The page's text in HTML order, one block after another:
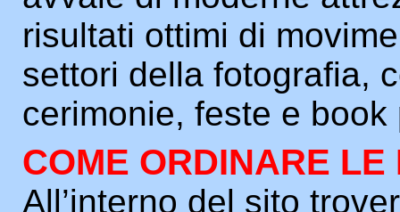
risultati ottimi di
settori della fotografia,
cerimonie, feste e book
COME ORDINARE LE
All’interno del sito